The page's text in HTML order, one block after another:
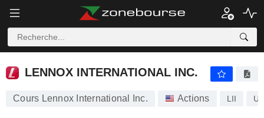
LENNOX INTERNATIONAL INC.
Cours Lennox International Inc. Actions LII